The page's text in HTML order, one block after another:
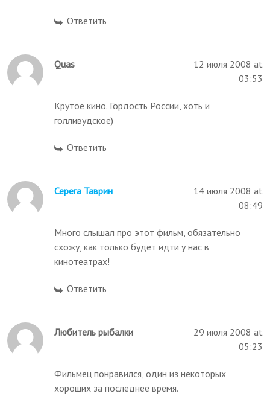
Ответить
Quas
12 июля 2008 at
03:53
Крутое кино. Гордость России, хоть и
голливудское)
Ответить
Серега Таврин
14 июля 2008 at
08:49
Много слышал про этот фильм, обязательно
схожу, как только будет идти у нас в
кинотеатрах!
Ответить
Любитель рыбалки
29 июля 2008 at
05:23
Фильмец понравился, один из некоторых
хороших за последнее время.